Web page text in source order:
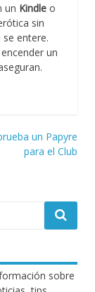
un Kindle o
sin
entere.
un
un Papyre
para el Club
sobre